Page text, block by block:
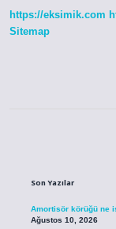
https://eksimik.com
Sitemap
Son Yazılar
Amortisör körüğü ne
Ağustos 10, 2026